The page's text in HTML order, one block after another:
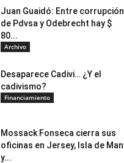
Juan Guaidó: Entre corrupción
de Pdvsa y Odebrecht hay $
80...
Archivo
Desaparece Cadivi… ¿Y el
cadivismo?
Financiamiento
Mossack Fonseca cierra sus
oficinas en Jersey, Isla de Man
y...